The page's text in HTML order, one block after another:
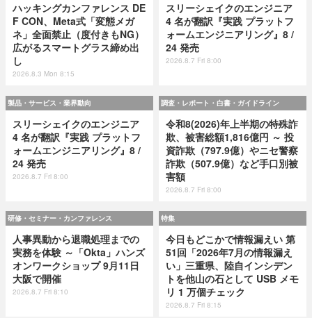
ハッキングカンファレンス DE
F CON、Meta式「変態メガ
ネ」全面禁止（度付きもNG）
広がるスマートグラス締め出
し
2026.8.3 Mon 8:15
スリーシェイクのエンジニア
4 名が翻訳『実践 プラットフ
ォームエンジニアリング』8 /
24 発売
2026.8.7 Fri 8:00
製品・サービス・業界動向
スリーシェイクのエンジニア
4 名が翻訳『実践 プラットフ
ォームエンジニアリング』8 /
24 発売
2026.8.7 Fri 8:00
調査・レポート・白書・ガイドライン
令和8(2026)年上半期の特殊詐
欺、被害総額1,816億円 ～ 投
資詐欺（797.9億）やニセ警察
詐欺（507.9億）など手口別被
害額
2026.8.7 Fri 8:00
研修・セミナー・カンファレンス
人事異動から退職処理までの
実務を体験 ～「Okta」ハンズ
オンワークショップ 9月11日
大阪で開催
2026.8.7 Fri 8:10
特集
今日もどこかで情報漏えい 第
51回「2026年7月の情報漏え
い」三重県、陸自インシデン
トを他山の石として USB メモ
リ 1 万個チェック
2026.8.7 Fri 8:15